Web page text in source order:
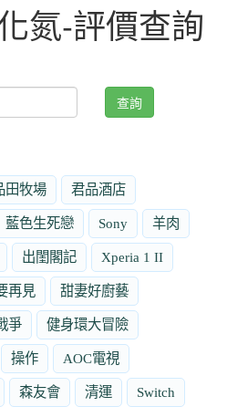
氮-評價查詢
查詢
田牧場 君品酒店
藍色生死戀 Sony 羊肉
出閨閣記 Xperia 1 II
再見 甜妻好廚藝
爭 健身環大冒險
操作 AOC電視
森友會 清運 Switch